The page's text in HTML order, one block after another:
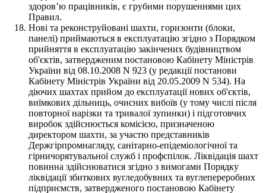
здоров’ю працівників, є грубими порушеннями цих
Правил.
Нові та реконструйовані шахти, горизонти (блоки,
панелі) приймаються в експлуатацію згідно з Порядком
прийняття в експлуатацію закінчених будівництвом
об'єктів, затвердженим постановою Кабінету Міністрів
України від 08.10.2008 N 923 (у редакції постанови
Кабінету Міністрів України від 20.05.2009 N 534). На
діючих шахтах прийом до експлуатації нових об'єктів,
виїмкових дільниць, очисних вибоїв (у тому числі після
повторної нарізки та тривалої зупинки) і підготовчих
виробок здійснюється комісією, призначеною
директором шахти, за участю представників
Держгірпромнагляду, санітарно-епідеміологічної та
гірничорятувальної служб і профспілок. Ліквідація шахт
повинна здійснюватися згідно з вимогами Порядку
ліквідації збиткових вугледобувних та вуглепереробних
підприємств, затвердженого постановою Кабінету